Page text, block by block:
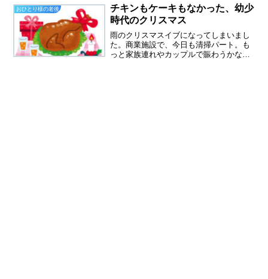
ません。私たちの予定日は１２月２５日
ころだったと母から聞いて...
おひとり様の老後
チキンもケーキもなかった、幼少
時代のクリスマス
雨のクリスマスイブになってしまいまし
た。商業施設で、今日も清掃パート。も
っと家族連れやカップルで賑わうかなと